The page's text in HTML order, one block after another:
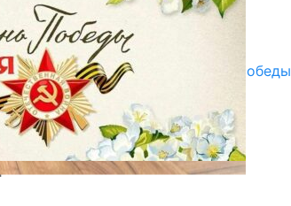
Улуу Жеңиштин жандуу сөзү
29.04.2025
Награды в преддверии Дня Победы
29.04.2025